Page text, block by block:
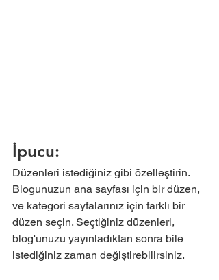
İpucu:
Düzenleri istediğiniz gibi özelleştirin.
Blogunuzun ana sayfası için bir düzen,
ve kategori sayfalarınız için farklı bir
düzen seçin. Seçtiğiniz düzenleri,
blog'unuzu yayınladıktan sonra bile
istediğiniz zaman değiştirebilirsiniz.